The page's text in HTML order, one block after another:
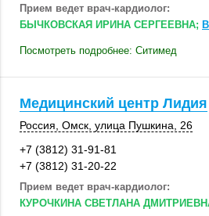
Прием ведет врач-кардиолог:
БЫЧКОВСКАЯ ИРИНА СЕРГЕЕВНА;
Посмотреть подробнее: Ситимед
Медицинский центр Лидия
Россия Омск улица Пушкина, 26
+7 (3812) 31-91-81
+7 (3812) 31-20-22
Прием ведет врач-кардиолог:
КУРОЧКИНА СВЕТЛАНА